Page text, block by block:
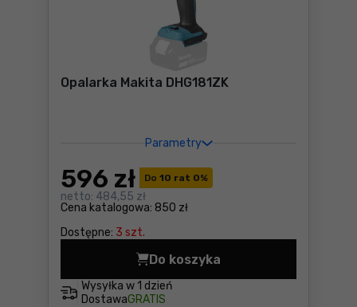
Opalarka Makita DHG181ZK
Parametry
Do 10 rat 0%
Cena katalogowa: 850 zł
596 zł
netto: 484,55 zł
Dostępne: 3 szt.
Wysyłka w 1 dzień
DostawaGRATIS
Do koszyka
Opalarka Makita DHG181ZK